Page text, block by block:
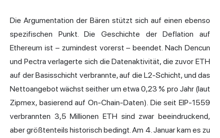
Die Argumentation der Bären stützt sich auf einen ebenso
spezifischen Punkt. Die Geschichte der Deflation auf
Ethereum ist – zumindest vorerst – beendet. Nach Dencun
und Pectra verlagerte sich die Datenaktivität, die zuvor ETH
auf der Basisschicht verbrannte, auf die L2-Schicht, und das
Nettoangebot wächst seither um etwa 0,23 % pro Jahr (laut
Zipmex, basierend auf On-Chain-Daten). Die seit EIP-1559
verbrannten 3,5 Millionen ETH sind zwar beeindruckend,
aber größtenteils historisch bedingt. Am 4. Januar kam es zu